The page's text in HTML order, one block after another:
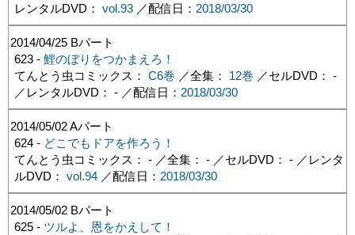
レンタルDVD： vol.93／配信日： 2018/03/30
2014/04/25 Bパート
623 - 鯉のぼりをつかまえろ！
てんとう虫コミックス： C6巻 ／全集： 12巻 ／セルDVD： -
／レンタルDVD： - ／配信日： 2018/03/30
2014/05/02Aパート
624 - どこでもドアを作ろう！
てんとう虫コミックス： - ／全集： - ／セルDVD： - ／レンタ
ルDVD： vol.94／配信日： 2018/03/30
2014/05/02 Bパート
625 - ツルよ、恩をかえして！